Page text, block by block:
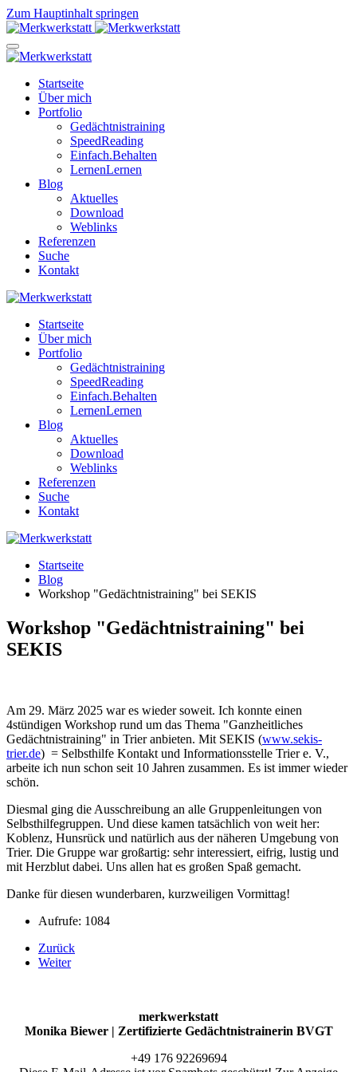
Zum Hauptinhalt springen
Startseite
Über mich
Portfolio
Gedächtnistraining
SpeedReading
Einfach.Behalten
LernenLernen
Blog
Aktuelles
Download
Weblinks
Referenzen
Suche
Kontakt
Startseite
Über mich
Portfolio
Gedächtnistraining
SpeedReading
Einfach.Behalten
LernenLernen
Blog
Aktuelles
Download
Weblinks
Referenzen
Suche
Kontakt
Startseite
Blog
Workshop "Gedächtnistraining" bei SEKIS
Workshop "Gedächtnistraining" bei
SEKIS
Am 29. März 2025 war es wieder soweit. Ich konnte einen
4stündigen Workshop rund um das Thema "Ganzheitliches
Gedächtnistraining" in Trier anbieten. Mit SEKIS (www.sekis-
trier.de) = Selbsthilfe Kontakt und Informationsstelle Trier e. V.,
arbeite ich nun schon seit 10 Jahren zusammen. Es ist immer wieder
schön.
Diesmal ging die Ausschreibung an alle Gruppenleitungen von
Selbsthilfegruppen. Und diese kamen tatsächlich von weit her:
Koblenz, Hunsrück und natürlich aus der näheren Umgebung von
Trier. Die Gruppe war großartig: sehr interessiert, eifrig, lustig und
mit Herzblut dabei. Uns allen hat es großen Spaß gemacht.
Danke für diesen wunderbaren, kurzweiligen Vormittag!
Aufrufe: 1084
Zurück
Weiter
merkwerkstatt
Monika Biewer | Zertifizierte Gedächtnistrainerin BVGT
+49 176 92269694